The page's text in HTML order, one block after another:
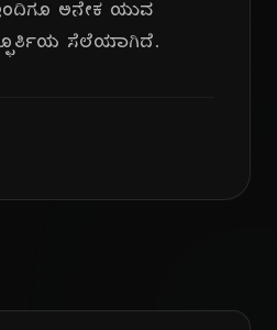
ಅನೇಕ ಯುವ
ಸೆಲೆಯಾಗಿದೆ.